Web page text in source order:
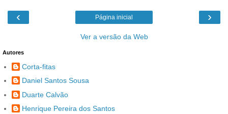
‹ ›
Página inicial
Ver a versão da Web
Autores
Corta-fitas
Daniel Santos Sousa
Duarte Calvão
Henrique Pereira dos Santos